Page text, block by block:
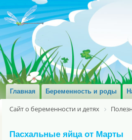
Главная Беременность и роды
Сайт о беременности и детях
Пасхальные яйца от Марты